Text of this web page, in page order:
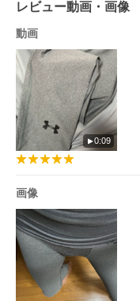
※ジェンダーが"UNSEX"
【別のカラーはこちら】
※検索結果に商品が表示
で、予めご了承ください。
レビュー動画・画像
動画
0:09
画像